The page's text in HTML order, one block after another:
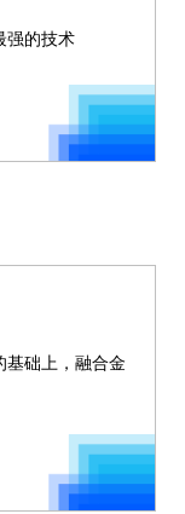
强的技术
基础上，融合金